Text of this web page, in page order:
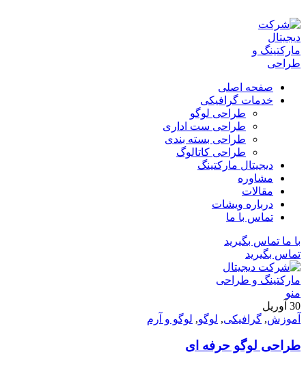
صفحه اصلی
خدمات گرافیکی
طراحی لوگو
طراحی ست اداری
طراحی بسته بندی
طراحی کاتالوگ
دیجیتال مارکتینگ
مشاوره
مقالات
درباره ویشات
تماس با ما
با ما تماس بگیرید
تماس بگیرید
منو
30 آوریل
آموزش, گرافیکی, لوگو, لوگو و آرم
طراحی لوگو حرفه ای